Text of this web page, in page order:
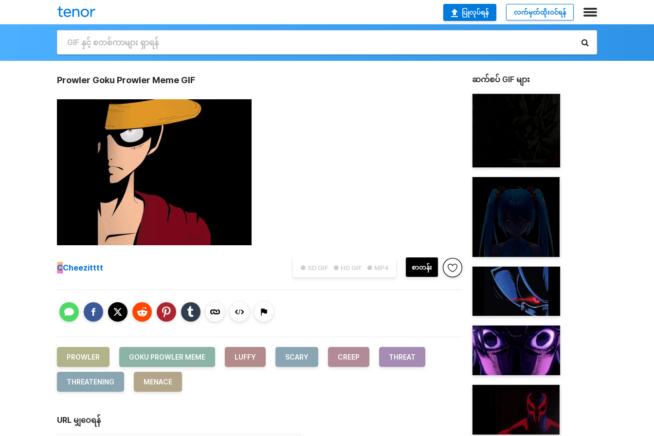
ပြုလုပ်ရန် လက်မှတ်ထိုးဝင်ရန်
Prowler Goku Prowler Meme GIF
● SD GIF ● HD GIF ● MP4 စာတန်း
CCheezitttt
PROWLER GOKU PROWLER MEME LUFFY SCARY CREEP THREAT
THREATENING MENACE
URL မျှဝေရန်
ဆက်စပ် GIF များ